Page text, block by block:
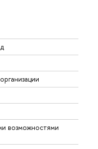
возможностями